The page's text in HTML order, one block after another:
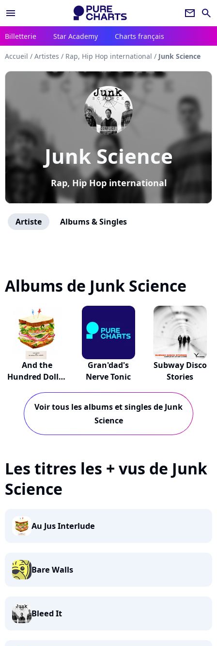
menu newsletter search
Billetterie Star Academy Charts français
Accueil / Artistes / Rap, Hip Hop international / Junk Science
Junk Science
Rap, Hip Hop international
Artiste Albums & Singles
Albums de Junk Science
And the
Hundred Dollar
Gran'dad's
Nerve Tonic
Subway Disco
Stories
Voir tous les albums et singles de Junk
Science
Les titres les + vus de Junk
Science
Au Jus Interlude
Bare Walls
Bleed It